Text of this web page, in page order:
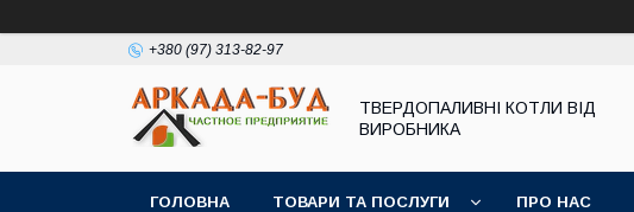
+380 (97) 313-82-97
ТВЕРДОПАЛИВНІ КОТЛИ ВІД
ВИРОБНИКА
ГОЛОВНА ТОВАРИ ТА ПОСЛУГИ ПРО НАС